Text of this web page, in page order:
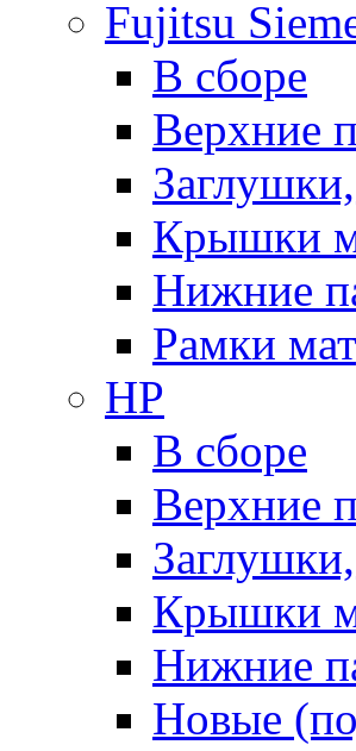
Fujitsu
В сборе
Верхние
Крышки
Нижние
Рамки
HP
В сборе
Верхние
Крышки
Нижние
Новые